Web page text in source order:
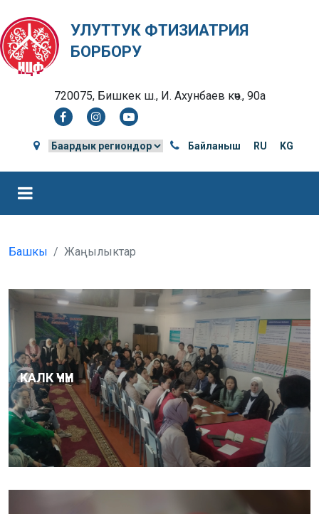
УЛУТТУК ФТИЗИАТРИЯ
БОРБОРУ
720075, Бишкек ш., И. Ахунбаев көч., 90а
Байланыш RU KG
Башкы Жаңылыктар
КАЛК ҮЧҮН